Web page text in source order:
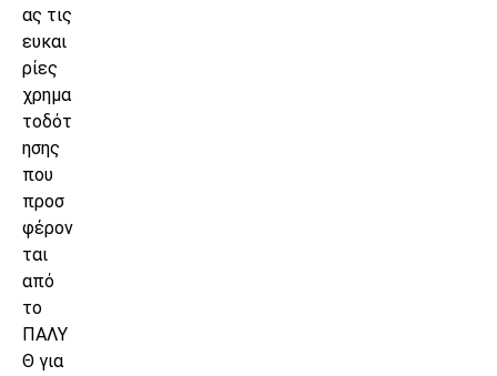
ας τις
ευκαι
ρίες
χρημα
τοδότ
ησης
που
προσ
φέρον
ται
από
το
ΠΑΛΥ
Θ για